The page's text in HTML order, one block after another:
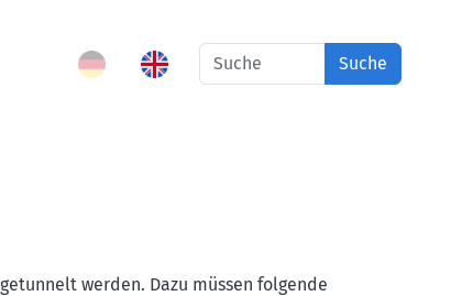
Suche
getunnelt werden. Dazu müssen folgende